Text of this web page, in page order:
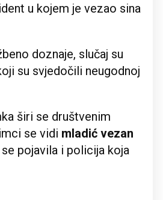
u kojem je vezao sina
doznaje, slučaj su
su svjedočili neugodnoj
širi se društvenim
se vidi mladić vezan
pojavila i policija koja